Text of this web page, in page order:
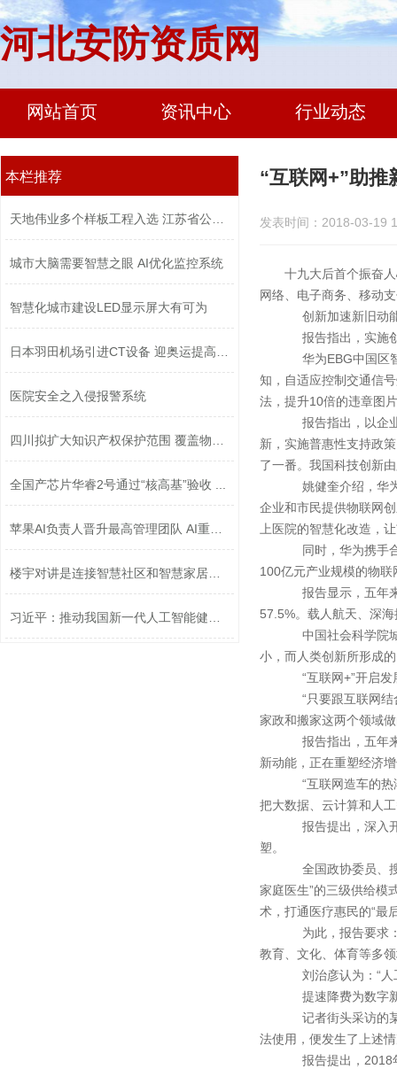
河北安防资质网
网站首页 资讯中心 行业动态
本栏推荐
城市大脑需要智慧之眼 AI优化监控系统
智慧化城市建设LED显示屏大有可为
医院安全之入侵报警系统
全国产芯片华睿2号通过“核高基”验收 ...
“互联网+”助推
发表时间：2018-03-19
十九大后首个振奋
网络、电子商务、移动
创新加速新旧动
报告指出，实施创
华为EBG中国区智
知，自适应控制交通信
法，提升10倍的违章图
报告指出，以企业
新，实施普惠性支持政
了一番。我国科技创新
姚健奎介绍，华为
企业和市民提供物联网
上医院的智慧化改造，
同时，华为携手合
100亿元产业规模的物
报告显示，五年来
57.5%。载人航天、深
中国社会科学院城
小，而人类创新所形成
“互联网+”开启发
“只要跟互联网结
家政和搬家这两个领域
报告指出，五年来
新动能，正在重塑经济
“互联网造车的热
把大数据、云计算和人
报告提出，深入开
塑。
全国政协委员、搜
家庭医生”的三级供给模
术，打通医疗惠民的“最
为此，报告要求：
教育、文化、体育等多
刘治彦认为：“人
提速降费为数字
记者街头采访的某
法使用，便发生了上述
报告提出，2018年